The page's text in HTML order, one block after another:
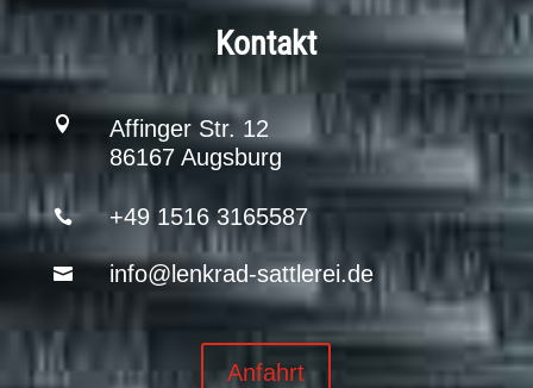
Kontakt

Affinger Str. 12
86167 Augsburg
 +49 1516 3165587
 info@lenkrad-sattlerei.de
Anfahrt